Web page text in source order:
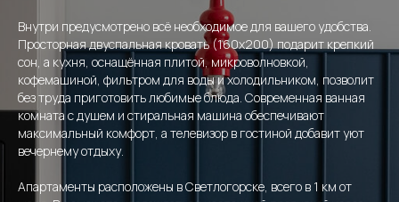
Внутри предусмотрено всё необходимое для вашего удобства.
Просторная двуспальная кровать (160x200) подарит крепкий
сон, а кухня, оснащённая плитой, микроволновкой,
кофемашиной, фильтром для воды и холодильником, позволит
без труда приготовить любимые блюда. Современная ванная
комната с душем и стиральная машина обеспечивают
максимальный комфорт, а телевизор в гостиной добавит уют
вечернему отдыху.
Апартаменты расположены в Светлогорске, всего в 1 км от